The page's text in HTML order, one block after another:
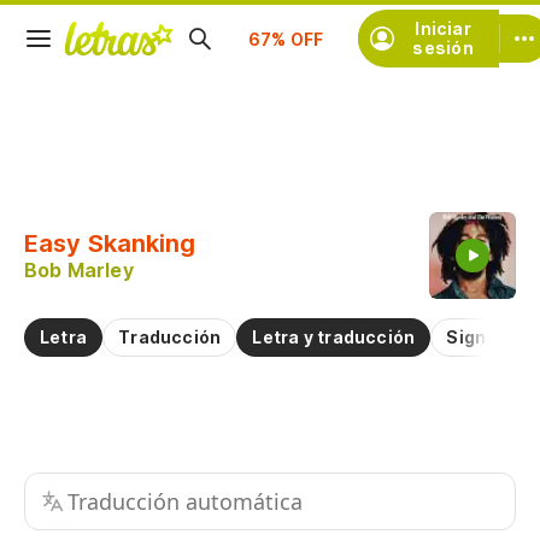
Iniciar
sesión
Suscríbete
Easy Skanking
Bob Marley
Letra Traducción Letra y traducción
Traducción automática
Practicar la pronunciación de